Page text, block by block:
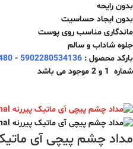
بدون رایحه
بدون ایجاد حساسیت
ماندگاری مناسب روی پوست
جلوه شاداب و سالم
بارکد محصول : 5902280534136
-
شماره 1 و 2 موجود می باشد
مداد چشم پیچی آی ماتیک 24ساعته